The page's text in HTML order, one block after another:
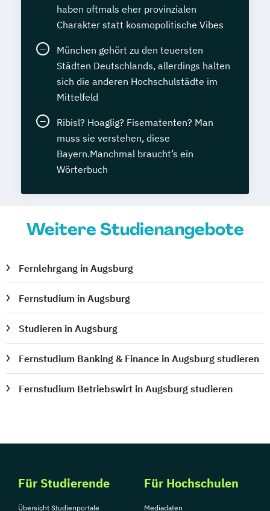
haben oftmals eher provinzialen
Charakter statt kosmopolitische Vibes
München gehört zu den teuersten
Städten Deutschlands, allerdings halten
sich die anderen Hochschulstädte im
Mittelfeld
Ribisl? Hoaglig? Fisematenten? Man
muss sie verstehen, diese
Bayern.Manchmal braucht’s ein
Wörterbuch
Weitere Studienangebote
Fernlehrgang in Augsburg
Fernstudium in Augsburg
Studieren in Augsburg
Fernstudium Banking & Finance in Augsburg studieren
Fernstudium Betriebswirt in Augsburg studieren
Für Studierende
Übersicht Studienportale
Für Hochschulen
Mediadaten